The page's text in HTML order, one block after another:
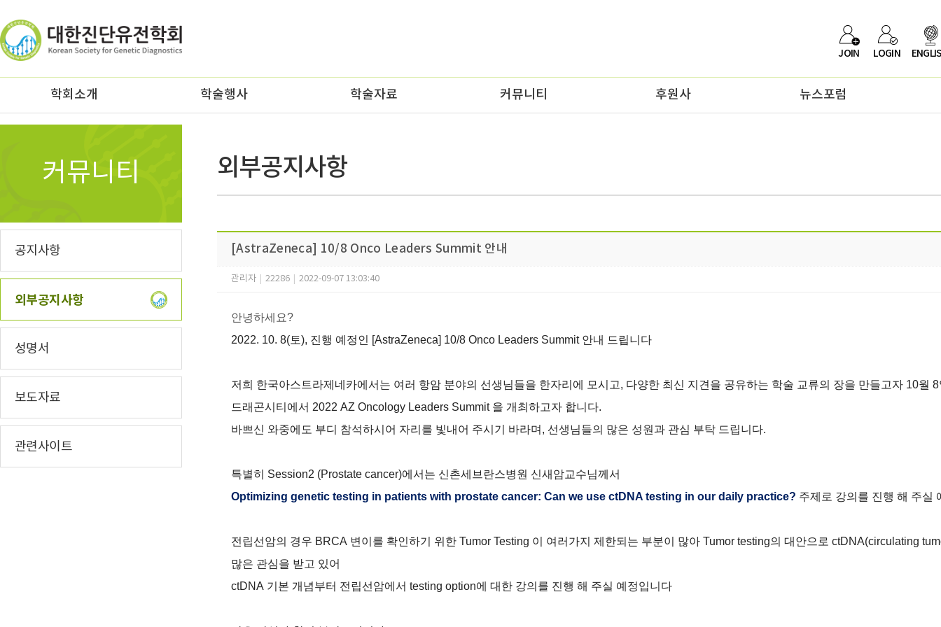
JOIN LOGIN
학회소개 학술행사 학술자료 커뮤니티 후원사 뉴스포럼
커뮤니티
공지사항
외부공지사항
성명서
보도자료
관련사이트
외부공지사항
[AstraZeneca] 10/8 Onco Leaders Summit 안내
관리자 22286 2022-09-07 13:03:40
안녕하세요?
2022. 10. 8(토), 진행 예정인 [AstraZeneca] 10/8 Onco Leaders Summit 안내 드립니다
저희 한국아스트라제네카에서는 여러 항암 분야의 선생님들을 한자리에 모시고, 다양한 최신 지견을 공유하는 학술 교류의 장을 만들고자 10월 8
드래곤시티에서 2022 AZ Oncology Leaders Summit 을 개최하고자 합니다.
바쁘신 와중에도 부디 참석하시어 자리를 빛내어 주시기 바라며 , 선생님들의 많은 성원과 관심 부탁 드립니다.
특별히 Session2 (Prostate cancer)에서는 신촌세브란스병원 신새암교수님께서
Optimizing genetic testing in patients with prostate cancer: Can we use ctDNA testing in our daily practice? 주제로 강의를 진행 해 주실
전립선암의 경우 BRCA 변이를 확인하기 위한 Tumor Testing 이 여러가지 제한되는 부분이 많아 Tumor testing의 대안으로 ctDNA(circulating
많은 관심을 받고 있어
ctDNA 기본 개념부터 전립선암에서 testing option에 대한 강의를 진행 해 주실 예정입니다